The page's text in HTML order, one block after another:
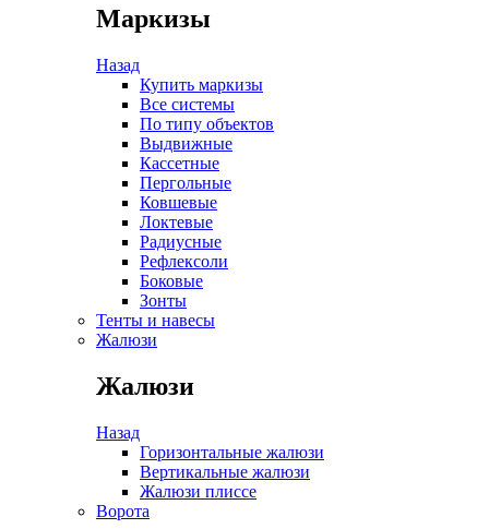
Маркизы
Назад
Купить маркизы
Все системы
По типу объектов
Выдвижные
Кассетные
Пергольные
Ковшевые
Локтевые
Радиусные
Рефлексоли
Боковые
Зонты
Тенты и навесы
Жалюзи
Жалюзи
Назад
Горизонтальные жалюзи
Вертикальные жалюзи
Жалюзи плиссе
Ворота